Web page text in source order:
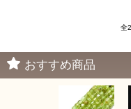
全
おすすめ商品